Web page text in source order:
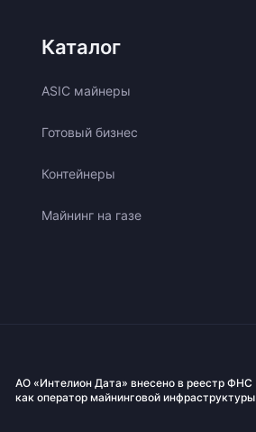
Каталог
ASIC майнеры
Готовый бизнес
Контейнеры
Майнинг на газе
АО «Интелион Дата» внесено в реестр ФНС
как оператор майнинговой инфраструктуры